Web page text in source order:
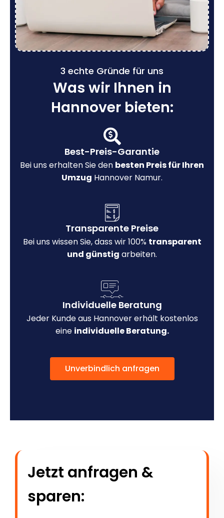
3 echte Gründe für uns
Was wir Ihnen in
Hannover bieten:
Best-Preis-Garantie
Bei uns erhalten Sie den besten Preis für Ihren
Umzug Hannover Namur.
Transparente Preise
Bei uns wissen Sie, dass wir 100% transparent
und günstig arbeiten.
Individuelle Beratung
Jeder Kunde aus Hannover erhält kostenlos
eine individuelle Beratung.
Unverbindlich anfragen
Jetzt anfragen &
sparen: